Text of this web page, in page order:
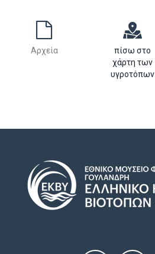
Αρχεία
πίσω στο
χάρτη των
υγροτόπων